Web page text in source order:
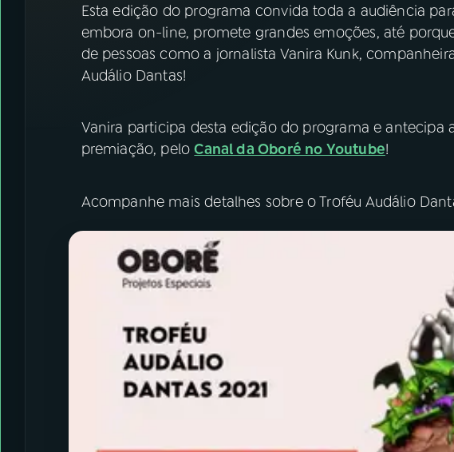
Esta edição do programa convida toda a audiência
embora on-line, promete grandes emoções, até
de pessoas como a jornalista Vanira Kunk,
Audálio Dantas!
Vanira participa desta edição do programa e antecipa
premiação, peloCanal da Oboré no Youtube!
Acompanhe mais detalhes sobre o Troféu Audálio